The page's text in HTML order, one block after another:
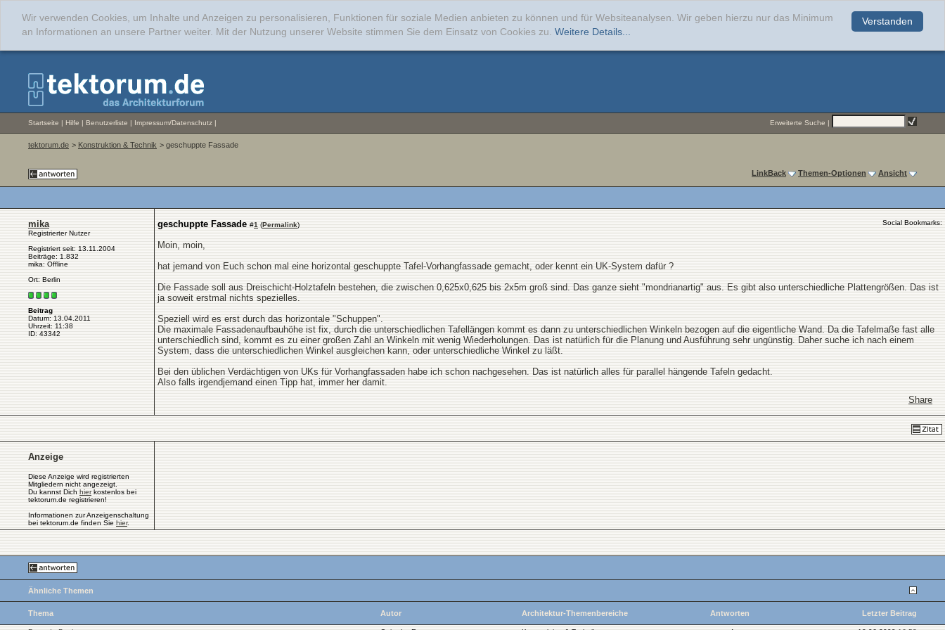
Verstanden
Wir verwenden Cookies, um Inhalte und Anzeigen zu personalisieren, Funktionen für soziale Medien anbieten zu können und für Websiteanalysen. Wir geben hierzu nur das Minimum
an Informationen an unsere Partner weiter. Mit der Nutzung unserer Website stimmen Sie dem Einsatz von Cookies zu. Weitere Details...
Startseite | Hilfe | Benutzerliste | Impressum/Datenschutz | Erweiterte Suche |
tektorum.de > Konstruktion & Technik > geschuppte Fassade
LinkBack Themen-Optionen Ansicht
mika
Registrierter Nutzer
Registriert seit: 13.11.2004
Beiträge: 1.832
mika: Offline
Ort: Berlin
Beitrag
Datum: 13.04.2011
Uhrzeit: 11:38
ID: 43342
geschuppte Fassade #1 (Permalink) Social Bookmarks:
Moin, moin,
hat jemand von Euch schon mal eine horizontal geschuppte Tafel-Vorhangfassade gemacht, oder kennt ein UK-System dafür ?
Die Fassade soll aus Dreischicht-Holztafeln bestehen, die zwischen 0,625x0,625 bis 2x5m groß sind. Das ganze sieht "mondrianartig" aus. Es gibt also unterschiedliche Plattengrößen. Das ist
ja soweit erstmal nichts spezielles.
Speziell wird es erst durch das horizontale "Schuppen".
Die maximale Fassadenaufbauhöhe ist fix, durch die unterschiedlichen Tafellängen kommt es dann zu unterschiedlichen Winkeln bezogen auf die eigentliche Wand. Da die Tafelmaße fast alle
unterschiedlich sind, kommt es zu einer großen Zahl an Winkeln mit wenig Wiederholungen. Das ist natürlich für die Planung und Ausführung sehr ungünstig. Daher suche ich nach einem
System, dass die unterschiedlichen Winkel ausgleichen kann, oder unterschiedliche Winkel zu läßt.
Bei den üblichen Verdächtigen von UKs für Vorhangfassaden habe ich schon nachgesehen. Das ist natürlich alles für parallel hängende Tafeln gedacht.
Also falls irgendjemand einen Tipp hat, immer her damit.
Share
Anzeige
Diese Anzeige wird registrierten
Mitgliedern nicht angezeigt.
Du kannst Dich hierkostenlos bei
tektorum.de registrieren!
Informationen zur Anzeigenschaltung
bei tektorum.de finden Sie hier.
Ähnliche Themen
Thema Autor Architektur-Themenbereiche Antworten Letzter Beitrag